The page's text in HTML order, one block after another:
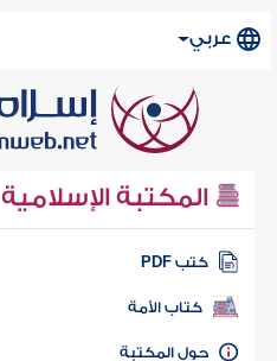
عربي
المكتبة الإسلامية
كتب PDF
كتاب الأمة